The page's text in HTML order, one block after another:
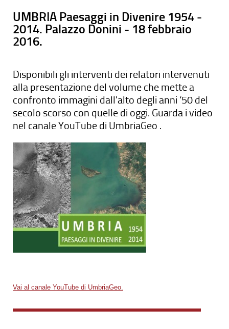
UMBRIA Paesaggi in Divenire 1954 -
2014. Palazzo Donini - 18 febbraio
2016.
Disponibili gli interventi dei relatori intervenuti
alla presentazione del volume che mette a
confronto immagini dall'alto degli anni ‘50 del
secolo scorso con quelle di oggi. Guarda i video
nel canale YouTube di UmbriaGeo .
Vai al canale YouTube di UmbriaGeo.